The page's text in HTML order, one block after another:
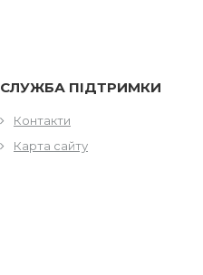
СЛУЖБА ПІДТРИМКИ
Контакти
Карта сайту